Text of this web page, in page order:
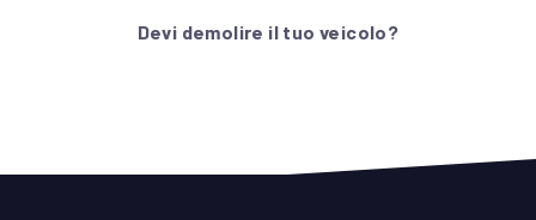
Devi demolire il tuo veicolo?